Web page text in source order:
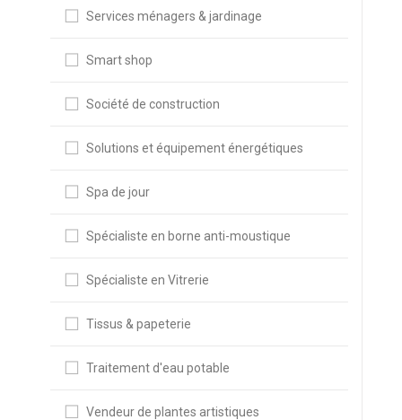
Services ménagers & jardinage
Smart shop
Société de construction
Solutions et équipement énergétiques
Spa de jour
Spécialiste en borne anti-moustique
Spécialiste en Vitrerie
Tissus & papeterie
Traitement d'eau potable
Vendeur de plantes artistiques